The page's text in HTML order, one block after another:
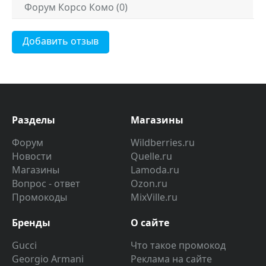
Форум Корсо Комо (0)
Добавить отзыв
Разделы
Форум
Новости
Магазины
Вопрос - ответ
Промокоды
Магазины
Wildberries.ru
Quelle.ru
Lamoda.ru
Ozon.ru
MixVille.ru
Бренды
Gucci
Georgio Armani
О сайте
Что такое промокод
Реклама на сайте